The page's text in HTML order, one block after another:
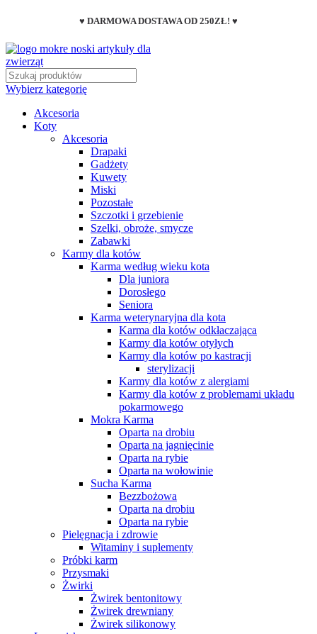
♥ DARMOWA DOSTAWA OD 250ZŁ! ♥
Wybierz kategorię
Akcesoria
Koty
Akcesoria
Drapaki
Gadżety
Kuwety
Miski
Pozostałe
Szczotki i grzebienie
Szelki, obroże, smycze
Zabawki
Karmy dla kotów
Karma według wieku kota
Dla juniora
Dorosłego
Seniora
Karma weterynaryjna dla kota
Karma dla kotów odkłaczająca
Karmy dla kotów otyłych
Karmy dla kotów po kastracji
sterylizacji
Karmy dla kotów z alergiami
Karmy dla kotów z problemami układu
pokarmowego
Mokra Karma
Oparta na drobiu
Oparta na jagnięcinie
Oparta na rybie
Oparta na wołowinie
Sucha Karma
Bezzbożowa
Oparta na drobiu
Oparta na rybie
Pielęgnacja i zdrowie
Witaminy i suplementy
Próbki karm
Przysmaki
Żwirki
Żwirek bentonitowy
Żwirek drewniany
Żwirek silikonowy